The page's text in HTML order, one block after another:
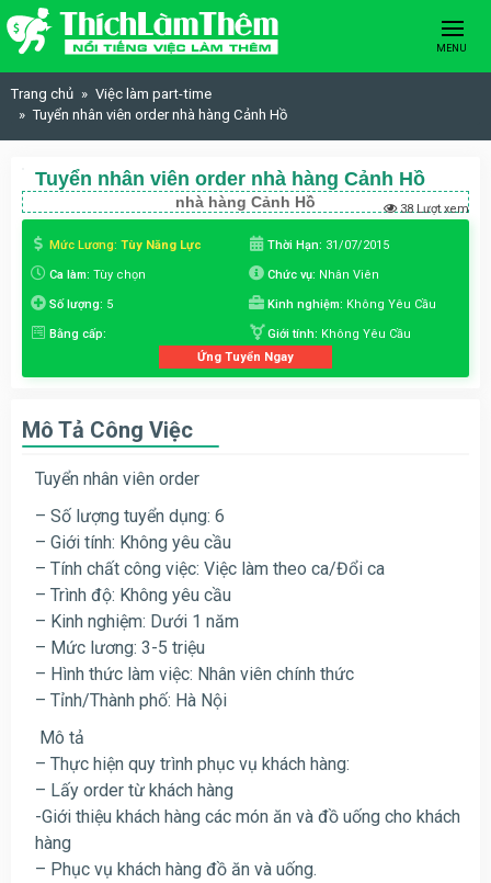
Skip to content
MENU
Trang chủ
Việc làm part-time
Tuyển nhân viên order nhà hàng Cảnh Hồ
Tuyển nhân viên order nhà hàng Cảnh Hồ
nhà hàng Cảnh Hồ 38 Lượt xem
Mức Lương: Tùy Năng Lực Thời Hạn: 31/07/2015
Ca làm: Tùy chọn Chức vụ: Nhân Viên
Số lượng: 5 Kinh nghiệm: Không Yêu Cầu
Bằng cấp: Giới tính: Không Yêu Cầu
Ứng Tuyển Ngay
Mô Tả Công Việc
Tuyển nhân viên order
– Số lượng tuyển dụng: 6
– Giới tính: Không yêu cầu
– Tính chất công việc: Việc làm theo ca/Đổi ca
– Trình độ: Không yêu cầu
– Kinh nghiệm: Dưới 1 năm
– Mức lương: 3-5 triệu
– Hình thức làm việc: Nhân viên chính thức
– Tỉnh/Thành phố: Hà Nội
Mô tả
– Thực hiện quy trình phục vụ khách hàng:
– Lấy order từ khách hàng
-Giới thiệu khách hàng các món ăn và đồ uống cho khách
hàng
– Phục vụ khách hàng đồ ăn và uống.